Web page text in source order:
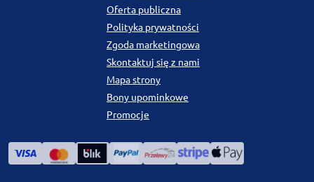
Oferta publiczna
Polityka prywatności
Zgoda marketingowa
Skontaktuj się z nami
Mapa strony
Bony upominkowe
Promocje